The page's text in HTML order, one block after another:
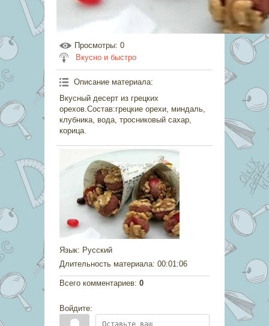
Просмотры: 0
Вкусно и быстро
Описание материала:
Вкусный десерт из грецких
орехов.Состав:грецкие орехи, миндаль,
клубника, вода, тросниковый сахар,
корица.
Язык: Русский
Длительность материала: 00:01:06
Всего комментариев: 0
Войдите: